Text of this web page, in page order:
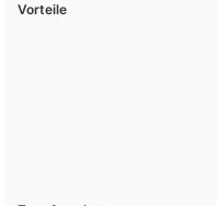
Vorteile